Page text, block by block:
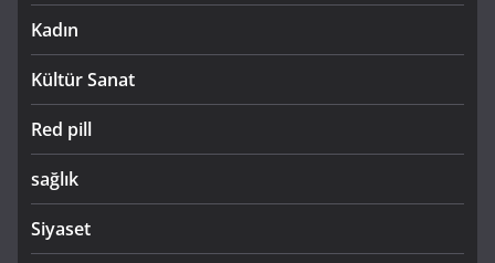
Kadın
Kültür Sanat
Red pill
sağlık
Siyaset